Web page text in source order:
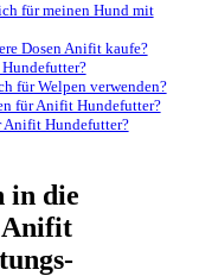
für meinen Hund mit
Dosen⁣ Anifit kaufe?
für Welpen verwenden?
⁤für Anifit Hundefutter?
Hundefutter?
in ⁤die
Anifit